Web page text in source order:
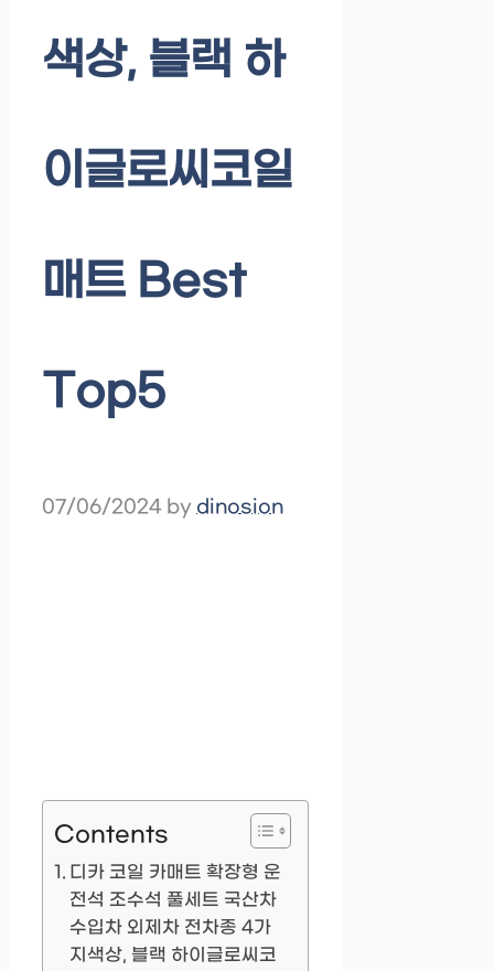
색상, 블랙 하
이글로씨코일
매트 Best
Top5
07/06/2024 by dinosion
Contents
디카 코일 카매트 확장형 운
전석 조수석 풀세트 국산차
수입차 외제차 전차종 4가
지색상, 블랙 하이글로씨코